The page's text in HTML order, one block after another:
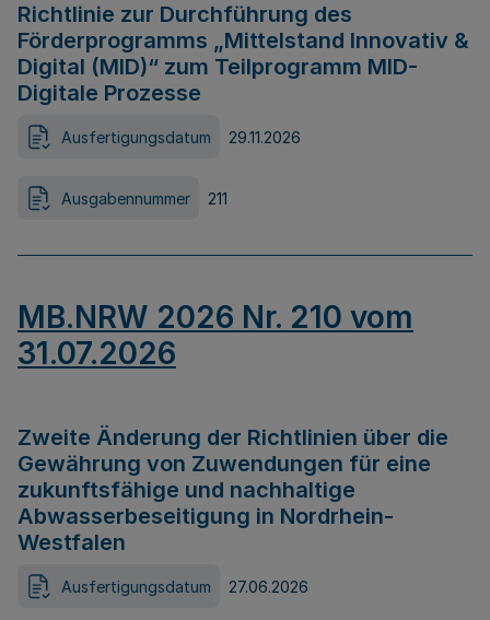
Richtlinie zur Durchführung des
Förderprogramms „Mittelstand Innovativ &
Digital (MID)“ zum Teilprogramm MID-
Digitale Prozesse
Ausfertigungsdatum 29.11.2026
Ausgabennummer 211
MB.NRW 2026 Nr. 210 vom
31.07.2026
Zweite Änderung der Richtlinien über die
Gewährung von Zuwendungen für eine
zukunftsfähige und nachhaltige
Abwasserbeseitigung in Nordrhein-
Westfalen
Ausfertigungsdatum 27.06.2026